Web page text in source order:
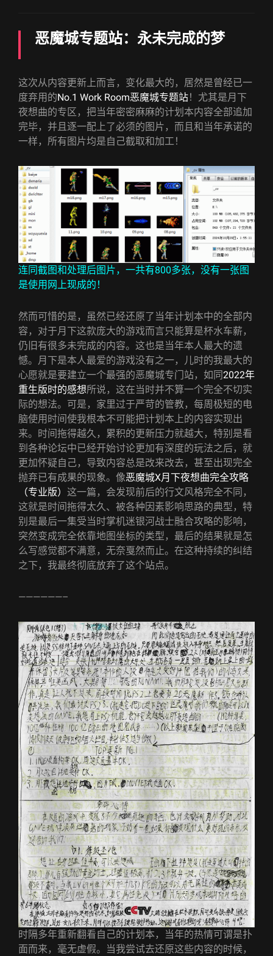
恶魔城专题站：永未完成的梦
这次从内容更新上而言，变化最大的，居然是曾经已一
度弃用的No.1 Work Room恶魔城专题站！尤其是月下
夜想曲的专区，把当年密密麻麻的计划本内容全部追加
完毕，并且逐一配上了必须的图片，而且和当年承诺的
一样，所有图片均是自己截取和加工！
连同截图和处理后图片，一共有800多张，没有一张图
是使用网上现成的！
然而可惜的是，虽然已经还原了当年计划本中的全部内
容，对于月下这款庞大的游戏而言只能算是杯水车薪，
仍旧有很多未完成的内容。这也是当年本人最大的遗
憾。月下是本人最爱的游戏没有之一，儿时的我最大的
心愿就是要建立一个最强的恶魔城专门站，如同2022年
重生版时的感想所说，这在当时并不算一个完全不切实
际的想法。可是，家里过于严苛的管教，每周极短的电
脑使用时间使我根本不可能把计划本上的内容实现出
来。时间拖得越久，累积的更新压力就越大，特别是看
到各种论坛中已经开始讨论更加有深度的玩法之后，就
更加怀疑自己，导致内容总是改来改去，甚至出现完全
抛弃已有成果的现象。像恶魔城X月下夜想曲完全攻略
（专业版） 这一篇，会发现前后的行文风格完全不同，
这就是时间拖得太久、被各种因素影响思路的典型，特
别是最后一集受当时掌机迷银河战士融合攻略的影响，
突然变成完全依靠地图坐标的类型，最后的结果就是怎
么写感觉都不满意，无奈戛然而止。在这种持续的纠结
之下，我最终彻底放弃了这个站点。
——————–
时隔多年重新翻看自己的计划本，当年的热情可谓是扑
面而来，毫无虚假。当我尝试去还原这些内容的时候，